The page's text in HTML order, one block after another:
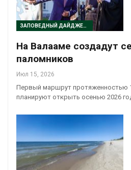
ЗАПОВЕДНЫЙ ДАЙДЖЕСТ
На Валааме создадут
паломников
Июл 15, 2026
Первый маршрут протяженностью
планируют открыть осенью 2026